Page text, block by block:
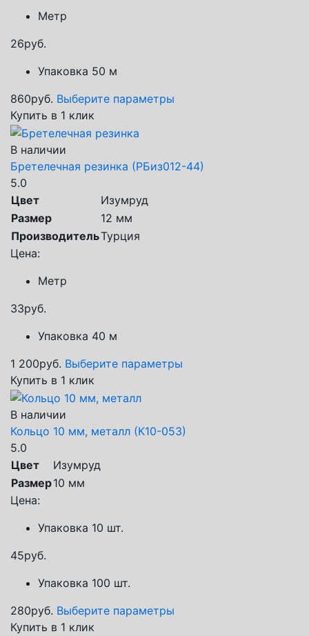
Метр
26руб.
Упаковка 50 м
860руб. Выберите параметры
Купить в 1 клик
В наличии
Бретелечная резинка (РБиз012-44)
5.0
Цвет
Изумруд
Размер
12 мм
ПроизводительТурция
Цена:
Метр
33руб.
Упаковка 40 м
1 200руб. Выберите параметры
Купить в 1 клик
В наличии
Кольцо 10 мм, металл (К10-053)
5.0
Цвет
Изумруд
Размер10 мм
Цена:
Упаковка 10 шт.
45руб.
Упаковка 100 шт.
280руб. Выберите параметры
Купить в 1 клик